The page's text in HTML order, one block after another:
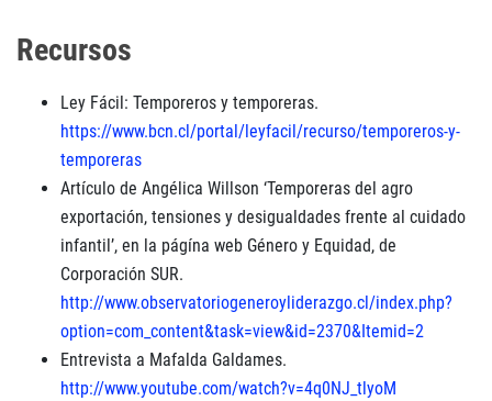
Recursos
Ley Fácil: Temporeros y temporeras.
https://www.bcn.cl/portal/leyfacil/recurso/temporeros-y-
temporeras
Artículo de Angélica Willson ‘Temporeras del agro
exportación, tensiones y desigualdades frente al cuidado
infantil’, en la págína web Género y Equidad, de
Corporación SUR.
http://www.observatoriogeneroyliderazgo.cl/index.php?
option=com_content&task=view&id=2370&Itemid=2
Entrevista a Mafalda Galdames.
http://www.youtube.com/watch?v=4q0NJ_tlyoM